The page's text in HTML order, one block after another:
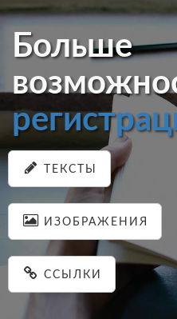
Больше
ТЕКСТЫ
ИЗОБРАЖЕНИЯ
ССЫЛКИ